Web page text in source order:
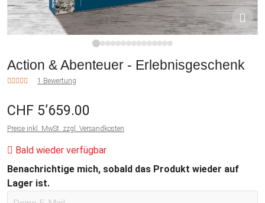
Action & Abenteuer - Erlebnisgeschenk
1 Bewertung
CHF 5’659.00
Preise inkl. MwSt. zzgl. Versandkosten
Bald wieder verfügbar
Benachrichtige mich, sobald das Produkt wieder auf
Lager ist.